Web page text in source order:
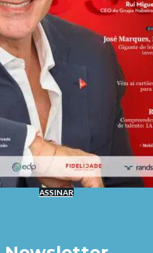
ASSINAR